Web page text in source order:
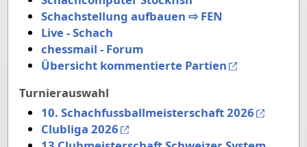
Schachstellung aufbauen ⇨ FEN
Live - Schach
chessmail - Forum
Übersicht kommentierte Partien
Turnierauswahl
10. Schachfussballmeisterschaft 2026
Clubliga 2026